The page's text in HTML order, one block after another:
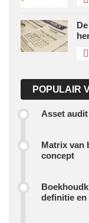
POPULAIR
Asset
Matrix van
concept
definitie en